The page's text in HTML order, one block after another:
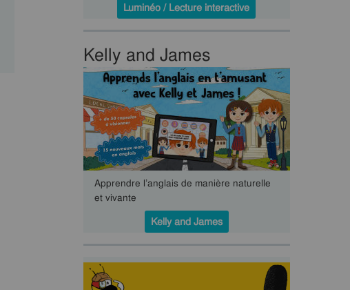
Luminéo / Lecture interactive
Kelly and James
Apprendre l’anglais de manière naturelle
et vivante
Kelly and James